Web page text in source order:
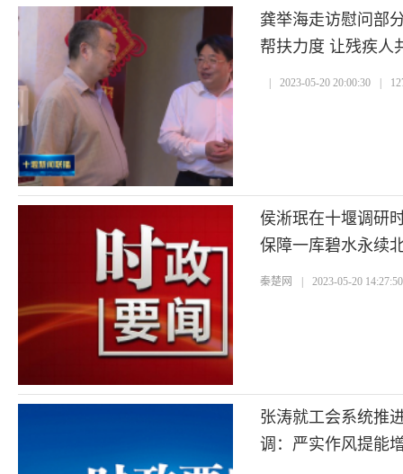
龚举海走访慰问部
帮扶力度 让残疾人
2023-05-20 20:00:30
侯淅珉在十堰调研
保障一库碧水永续
秦楚网 2023-05-20 14:27:50
张涛就工会系统推
调：严实作风提能